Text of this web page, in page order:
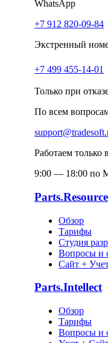
WhatsApp
+7 912 820-09-84
Экстренный
+7 499 455-14-01
Только при
По всем
Работаем только
9:00 — 18:00 по
Parts.Resource
Обзор
Тарифы
Студия
Вопросы и
Сайт +
Parts.Intellect
Обзор
Тарифы
Вопросы и